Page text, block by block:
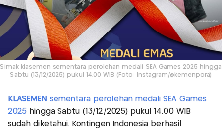
Simak klasemen sementara perolehan medali SEA Games 2025 hingga
Sabtu (13/12/2025) pukul 14.00 WIB (Foto: Instagram/@kemenpora)
KLASEMEN sementara perolehan medali SEA Games
2025 hingga Sabtu (13/12/2025) pukul 14.00 WIB
sudah diketahui. Kontingen Indonesia berhasil